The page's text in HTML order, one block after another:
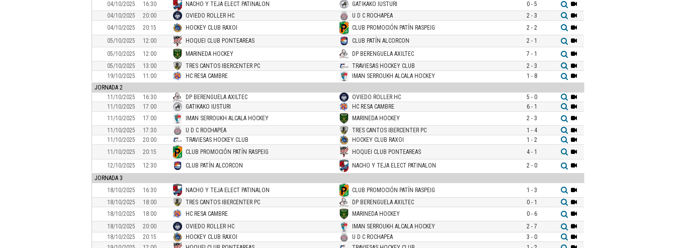
04/10/2025
16:30 NACHO Y TEJA ELECT PATINALON GATIKAKO IUSTURI
0 - 5
04/10/2025
20:00 OVIEDO ROLLER HC U D C ROCHAPEA
2 - 3
04/10/2025
20:15 HOCKEY CLUB RAXOI CLUB PROMOCIÓN PATÍN RASPEIG
2 - 2
05/10/2025
12:00 HOQUEI CLUB PONTEAREAS CLUB PATÍN ALCORCON
2 - 1
05/10/2025
12:00 MARINEDA HOCKEY DP BERENGUELA AXILTEC
7 - 1
05/10/2025
13:00 TRES CANTOS IBERCENTER PC TRAVIESAS HOCKEY CLUB
2 - 3
19/10/2025
11:00 HC RESA CAMBRE IMAN SERROUKH ALCALA HOCKEY
1 - 8
JORNADA 2
11/10/2025
16:30 DP BERENGUELA AXILTEC OVIEDO ROLLER HC
5 - 0
11/10/2025
17:00 GATIKAKO IUSTURI HC RESA CAMBRE
6 - 1
11/10/2025
17:00 IMAN SERROUKH ALCALA HOCKEY MARINEDA HOCKEY
2 - 3
11/10/2025
17:30 U D C ROCHAPEA TRES CANTOS IBERCENTER PC
1 - 4
11/10/2025
20:00 TRAVIESAS HOCKEY CLUB HOCKEY CLUB RAXOI
1 - 2
11/10/2025
20:15 CLUB PROMOCIÓN PATÍN RASPEIG HOQUEI CLUB PONTEAREAS
4 - 1
12/10/2025
12:30 CLUB PATÍN ALCORCON NACHO Y TEJA ELECT PATINALON
2 - 0
JORNADA 3
18/10/2025
16:30 NACHO Y TEJA ELECT PATINALON CLUB PROMOCIÓN PATÍN RASPEIG
1 - 3
18/10/2025
18:00 TRES CANTOS IBERCENTER PC DP BERENGUELA AXILTEC
0 - 1
18/10/2025
18:00 HC RESA CAMBRE MARINEDA HOCKEY
0 - 6
18/10/2025
20:00 OVIEDO ROLLER HC IMAN SERROUKH ALCALA HOCKEY
2 - 7
18/10/2025
20:15 HOCKEY CLUB RAXOI U D C ROCHAPEA
3 - 0